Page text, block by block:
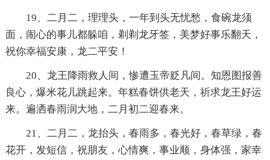
19、二月二，理理头，一年到头无忧愁，食碗龙须
面，闹心的事儿都躲咱，剃剃龙牙签，美梦好事乐翻天，
祝你幸福安康，龙二平安！
20、龙王降雨救人间，惨遭玉帝贬凡间。知恩图报善
良心，爆米花儿跳起来。年糕春饼供老天，祈求龙王好运
来。遍洒春雨润大地，二月初二迎春来。
21、二月二，龙抬头，春雨多，春光好，春草绿，春
花开，发短信，祝朋友，心情爽，事业顺，身体强，家幸